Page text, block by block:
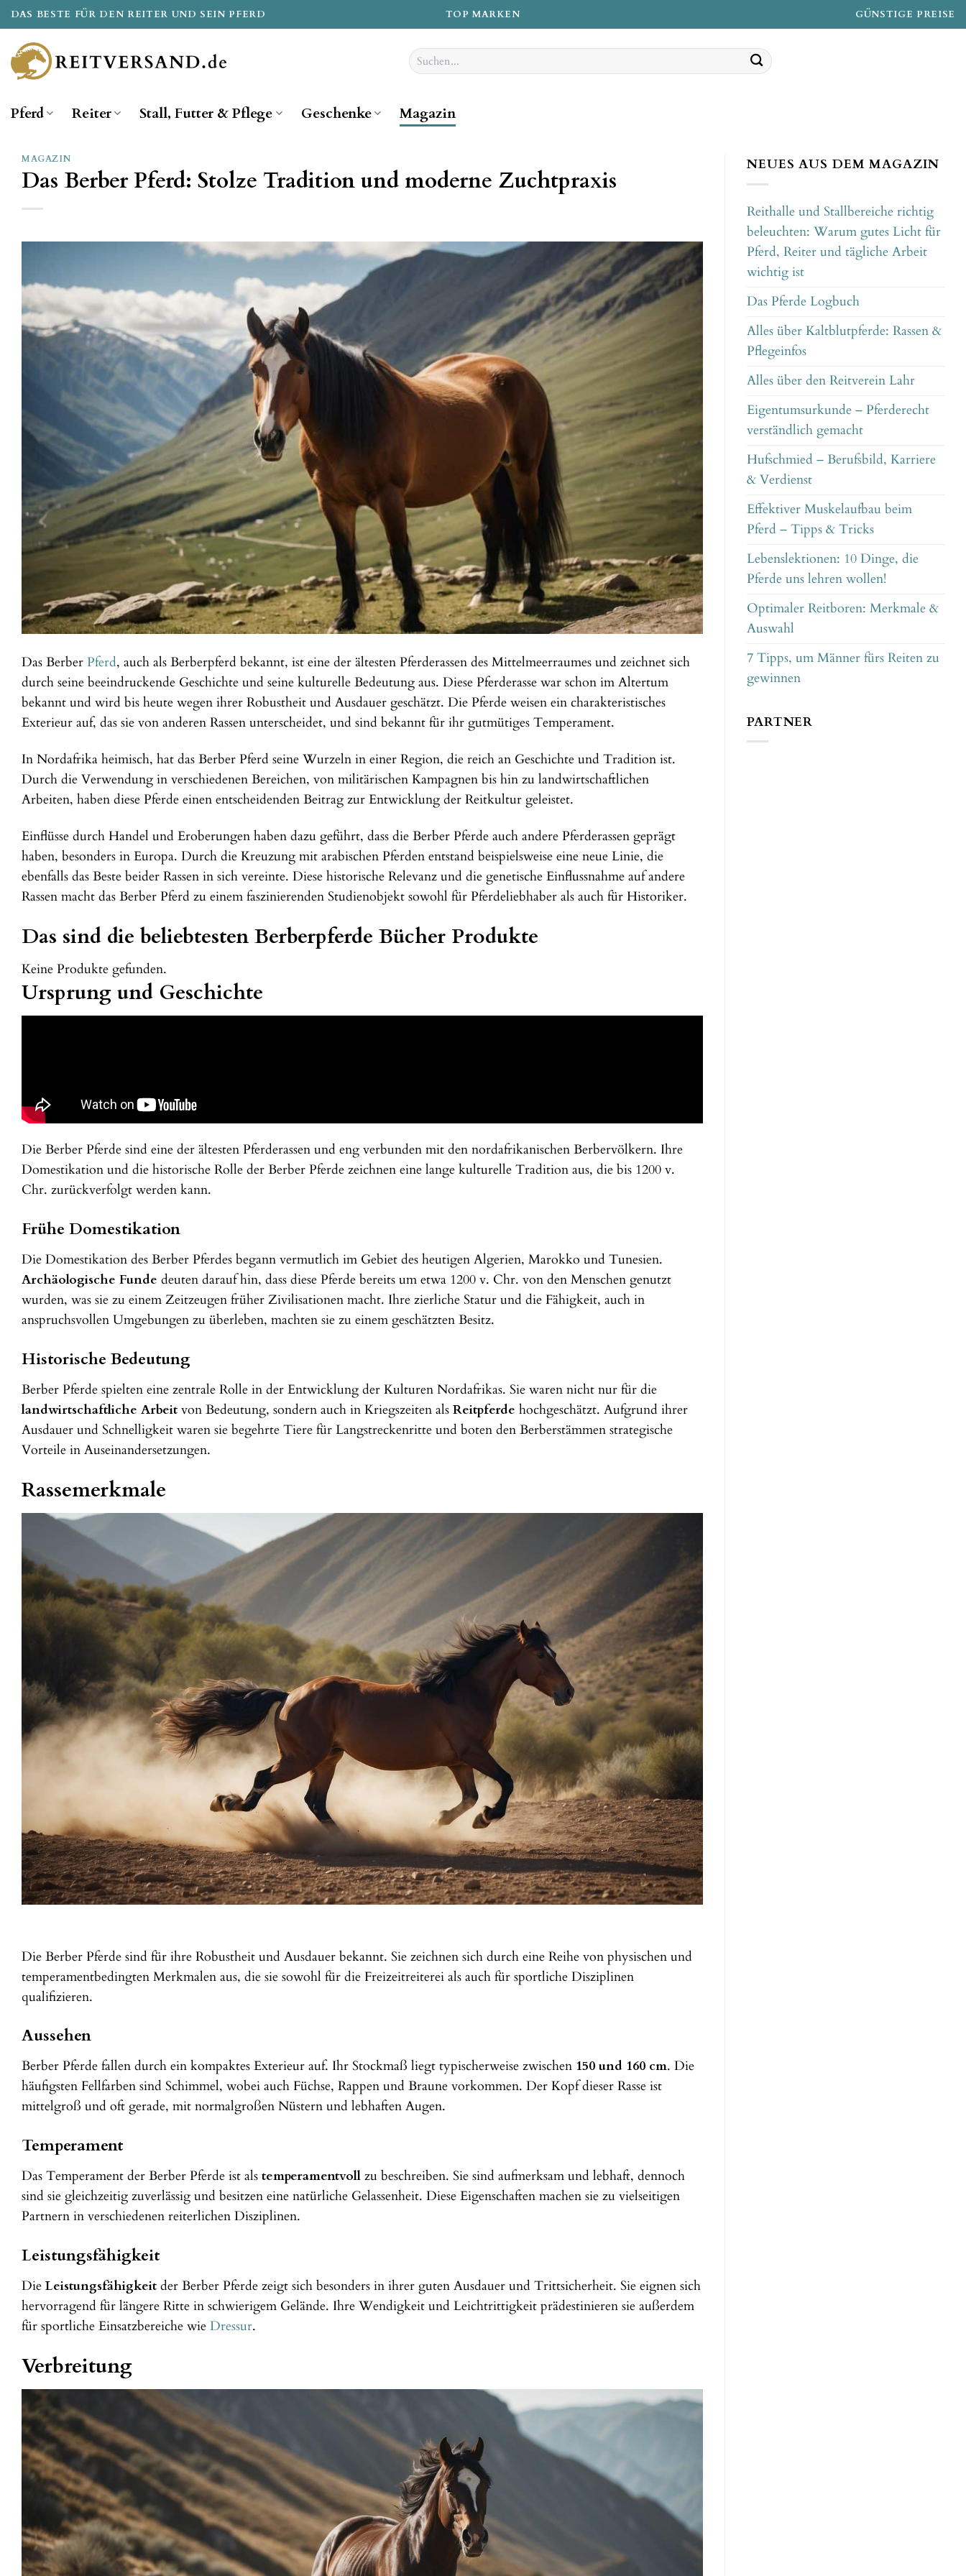
Zum
Inhalt
springen
DAS BESTE FÜR DEN REITER UND SEIN PFERD TOP MARKEN GÜNSTIGE PREISE
Suchen
nach:
Pferd Reiter Stall, Futter & Pflege Geschenke Magazin
MAGAZIN
Das Berber Pferd: Stolze Tradition und moderne Zuchtpraxis
Das Berber Pferd, auch als Berberpferd bekannt, ist eine der ältesten Pferderassen des Mittelmeerraumes und zeichnet sich
durch seine beeindruckende Geschichte und seine kulturelle Bedeutung aus. Diese Pferderasse war schon im Altertum
bekannt und wird bis heute wegen ihrer Robustheit und Ausdauer geschätzt. Die Pferde weisen ein charakteristisches
Exterieur auf, das sie von anderen Rassen unterscheidet, und sind bekannt für ihr gutmütiges Temperament.
In Nordafrika heimisch, hat das Berber Pferd seine Wurzeln in einer Region, die reich an Geschichte und Tradition ist.
Durch die Verwendung in verschiedenen Bereichen, von militärischen Kampagnen bis hin zu landwirtschaftlichen
Arbeiten, haben diese Pferde einen entscheidenden Beitrag zur Entwicklung der Reitkultur geleistet.
Einflüsse durch Handel und Eroberungen haben dazu geführt, dass die Berber Pferde auch andere Pferderassen geprägt
haben, besonders in Europa. Durch die Kreuzung mit arabischen Pferden entstand beispielsweise eine neue Linie, die
ebenfalls das Beste beider Rassen in sich vereinte. Diese historische Relevanz und die genetische Einflussnahme auf andere
Rassen macht das Berber Pferd zu einem faszinierenden Studienobjekt sowohl für Pferdeliebhaber als auch für Historiker.
Das sind die beliebtesten Berberpferde Bücher Produkte
Keine Produkte gefunden.
Ursprung und Geschichte
Die Berber Pferde sind eine der ältesten Pferderassen und eng verbunden mit den nordafrikanischen Berbervölkern. Ihre
Domestikation und die historische Rolle der Berber Pferde zeichnen eine lange kulturelle Tradition aus, die bis 1200 v.
Chr. zurückverfolgt werden kann.
Frühe Domestikation
Die Domestikation des Berber Pferdes begann vermutlich im Gebiet des heutigen Algerien, Marokko und Tunesien.
Archäologische Funde deuten darauf hin, dass diese Pferde bereits um etwa 1200 v. Chr. von den Menschen genutzt
wurden, was sie zu einem Zeitzeugen früher Zivilisationen macht. Ihre zierliche Statur und die Fähigkeit, auch in
anspruchsvollen Umgebungen zu überleben, machten sie zu einem geschätzten Besitz.
Historische Bedeutung
Berber Pferde spielten eine zentrale Rolle in der Entwicklung der Kulturen Nordafrikas. Sie waren nicht nur für die
landwirtschaftliche Arbeit von Bedeutung, sondern auch in Kriegszeiten als Reitpferde hochgeschätzt. Aufgrund ihrer
Ausdauer und Schnelligkeit waren sie begehrte Tiere für Langstreckenritte und boten den Berberstämmen strategische
Vorteile in Auseinandersetzungen.
Rassemerkmale
Die Berber Pferde sind für ihre Robustheit und Ausdauer bekannt. Sie zeichnen sich durch eine Reihe von physischen und
temperamentbedingten Merkmalen aus, die sie sowohl für die Freizeitreiterei als auch für sportliche Disziplinen
qualifizieren.
Aussehen
Berber Pferde fallen durch ein kompaktes Exterieur auf. Ihr Stockmaß liegt typischerweise zwischen 150 und 160 cm. Die
häufigsten Fellfarben sind Schimmel, wobei auch Füchse, Rappen und Braune vorkommen. Der Kopf dieser Rasse ist
mittelgroß und oft gerade, mit normalgroßen Nüstern und lebhaften Augen.
Temperament
Das Temperament der Berber Pferde ist als temperamentvoll zu beschreiben. Sie sind aufmerksam und lebhaft, dennoch
sind sie gleichzeitig zuverlässig und besitzen eine natürliche Gelassenheit. Diese Eigenschaften machen sie zu vielseitigen
Partnern in verschiedenen reiterlichen Disziplinen.
Leistungsfähigkeit
Die Leistungsfähigkeit der Berber Pferde zeigt sich besonders in ihrer guten Ausdauer und Trittsicherheit. Sie eignen sich
hervorragend für längere Ritte in schwierigem Gelände. Ihre Wendigkeit und Leichtrittigkeit prädestinieren sie außerdem
für sportliche Einsatzbereiche wie Dressur.
Verbreitung
NEUES AUS DEM MAGAZIN
Reithalle und Stallbereiche richtig
beleuchten: Warum gutes Licht für
Pferd, Reiter und tägliche Arbeit
wichtig ist
Das Pferde Logbuch
Alles über Kaltblutpferde: Rassen &
Pflegeinfos
Alles über den Reitverein Lahr
Eigentumsurkunde – Pferderecht
verständlich gemacht
Hufschmied – Berufsbild, Karriere
& Verdienst
Effektiver Muskelaufbau beim
Pferd – Tipps & Tricks
Lebenslektionen: 10 Dinge, die
Pferde uns lehren wollen!
Optimaler Reitboren: Merkmale &
Auswahl
7 Tipps, um Männer fürs Reiten zu
gewinnen
PARTNER